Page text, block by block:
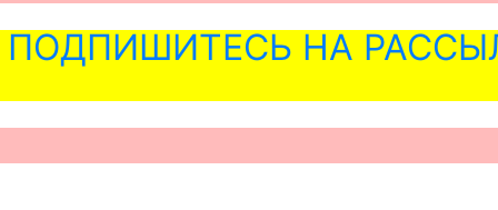
ПОДПИШИТЕСЬ НА